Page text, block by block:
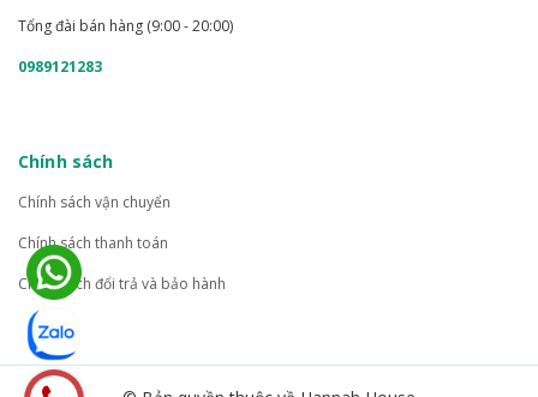
Tổng đài bán hàng (9:00 - 20:00)
0989121283
Chính sách
Chính sách vận chuyển
Chính sách thanh toán
Chính sách đổi trả và bảo hành